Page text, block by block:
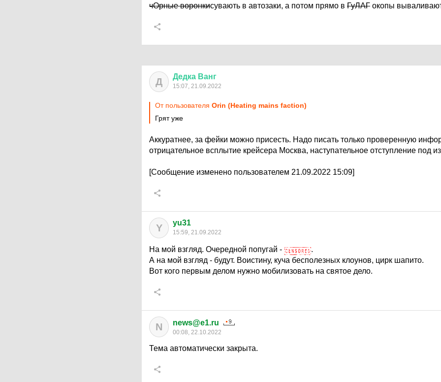
чОрные воронкисувають в автозаки, а потом прямо в ГуЛАГ окопы
Д Дедка Ванг
15:07, 21.09.2022
От пользователя Orin (Heating mains faction)
Грят уже
Аккуратнее, за фейки можно присесть. Надо писать только проверенную
отрицательное всплытие крейсера Москва, наступательное отступление под
[Сообщение изменено пользователем 21.09.2022 15:09]
Y yu31
15:59, 21.09.2022
На мой взгляд. Очередной попугай -
.
А на мой взгляд - будут. Воистину, куча бесполезных клоунов, цирк шапито.
Вот кого первым делом нужно мобилизовать на святое дело.
N news@e1.ru
00:08, 22.10.2022
Тема автоматически закрыта.